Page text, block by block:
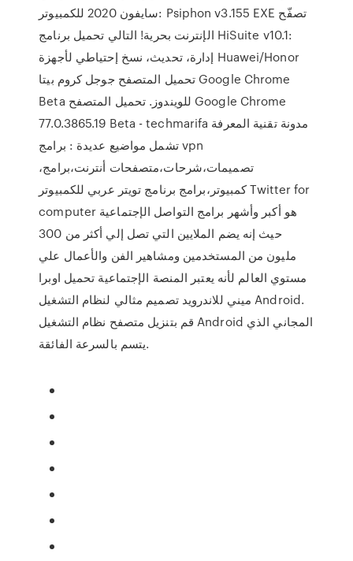
سايفون 2020 للكمبيوتر: Psiphon v3.155 EXE تصفّح
الإنترنت بحرية! التالي تحميل برنامج HiSuite v10.1:
إدارة، تحديث، نسخ إحتياطي لأجهزة Huawei/Honor
تحميل المتصفح جوجل كروم بيتا Google Chrome
Beta للويندوز. تحميل المتصفح Google Chrome
77.0.3865.19 Beta - techmarifa مدونة تقنية المعرفة
تشمل مواضيع عديدة : برامج vpn
،تصميمات،شرحات،متصفحات أنترنت،برامج
كمبيوتر،برامج برنامج تويتر عربي للكمبيوتر Twitter for
computer هو أكبر وأشهر برامج التواصل الإجتماعية
حيث إنه يضم الملايين التي تصل إلي أكثر من 300
مليون من المستخدمين ومشاهير الفن والأعمال علي
مستوي العالم لأنه يعتبر المنصة الإجتماعية تحميل اوبرا
ميني للاندرويد تصميم مثالي لنظام التشغيل Android.
قم بتنزيل متصفح نظام التشغيل Android المجاني الذي
يتسم بالسرعة الفائقة.